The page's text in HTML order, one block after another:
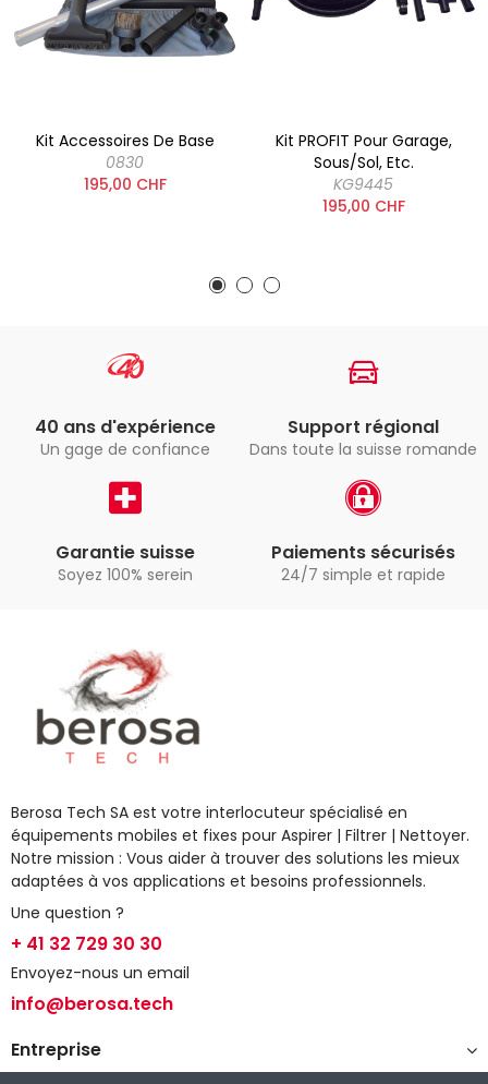
Kit Accessoires De Base
0830
195,00 CHF
Kit PROFIT Pour Garage,
Sous/sol, Etc.
KG9445
195,00 CHF
40 ans d'expérience
Un gage de confiance
Support régional
Dans toute la suisse romande
Garantie suisse
Soyez 100% serein
Paiements sécurisés
24/7 simple et rapide
Berosa Tech SA est votre interlocuteur spécialisé en
équipements mobiles et fixes pour Aspirer | Filtrer | Nettoyer.
Notre mission : Vous aider à trouver des solutions les mieux
adaptées à vos applications et besoins professionnels.
Une question ?
+ 41 32 729 30 30
Envoyez-nous un email
info@berosa.tech
Entreprise